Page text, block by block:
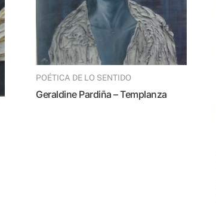
POÉTICA DE LO SENTIDO
Geraldine Pardiña – Templanza